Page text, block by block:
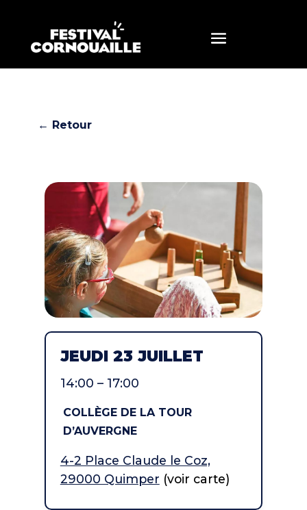
← Retour
JEUDI 23 JUILLET
14:00 – 17:00
COLLÈGE DE LA TOUR
D’AUVERGNE
4-2 Place Claude le Coz,
29000 Quimper (voir carte)